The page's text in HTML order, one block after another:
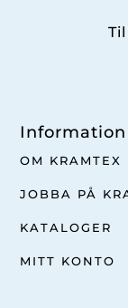
Information
OM KRAMTEX
JOBBA PÅ
KATALOGER
MITT KONTO